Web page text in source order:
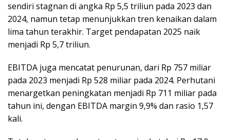
sendiri stagnan di angka Rp 5,5 triliun pada 2023 dan
2024, namun tetap menunjukkan tren kenaikan dalam
lima tahun terakhir. Target pendapatan 2025 naik
menjadi Rp 5,7 triliun.
EBITDA juga mencatat penurunan, dari Rp 757 miliar
pada 2023 menjadi Rp 528 miliar pada 2024. Perhutani
menargetkan peningkatan menjadi Rp 711 miliar pada
tahun ini, dengan EBITDA margin 9,9% dan rasio 1,57
kali.